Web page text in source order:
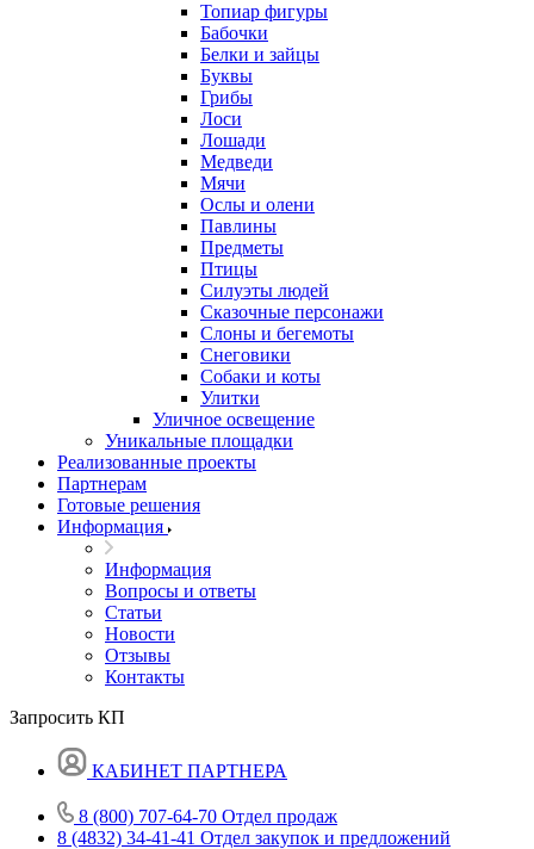
Топиар фигуры
Бабочки
Белки и зайцы
Буквы
Грибы
Лоси
Лошади
Медведи
Мячи
Ослы и олени
Павлины
Предметы
Птицы
Силуэты людей
Сказочные персонажи
Слоны и бегемоты
Снеговики
Собаки и коты
Улитки
Уличное освещение
Уникальные площадки
Реализованные проекты
Партнерам
Готовые решения
Информация
Информация
Вопросы и ответы
Статьи
Новости
Отзывы
Контакты
Запросить КП
КАБИНЕТ ПАРТНЕРА
8 (800) 707-64-70 Отдел продаж
8 (4832) 34-41-41 Отдел закупок и предложений